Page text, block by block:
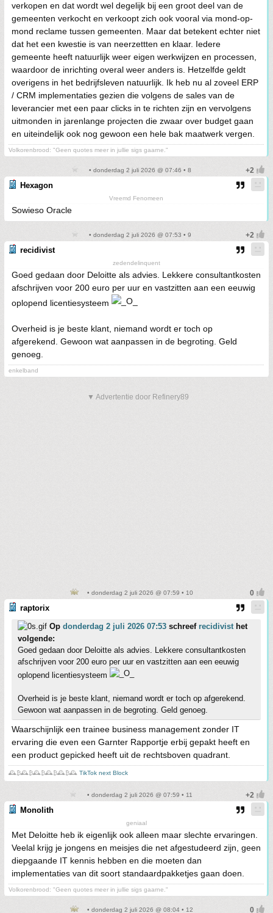
verkopen en dat wordt wel degelijk bij een groot deel van de
gemeenten verkocht en verkoopt zich ook vooral via mond-op-
mond reclame tussen gemeenten. Maar dat betekent echter niet
dat het een kwestie is van neerzettten en klaar. Iedere
gemeente heeft natuurlijk weer eigen werkwijzen en processen,
waardoor de inrichting overal weer anders is. Hetzelfde geldt
overigens in het bedrijfsleven natuurlijk. Ik heb nu al zoveel ERP
/ CRM implementaties gezien die volgens de sales van de
leverancier met een paar clicks in te richten zijn en vervolgens
uitmonden in jarenlange projecten die zwaar over budget gaan
en uiteindelijk ook nog gewoon een hele bak maatwerk vergen.
Volkorenbrood: "Geen quotes meer in jullie sigs gaarne."
• donderdag 2 juli 2026 @ 07:46 • 8
Hexagon
Vreemd Fenomeen
Sowieso Oracle
• donderdag 2 juli 2026 @ 07:53 • 9
recidivist
zedendelinquent
Goed gedaan door Deloitte als advies. Lekkere consultantkosten
afschrijven voor 200 euro per uur en vastzitten aan een eeuwig
oplopend licentiesysteem
Overheid is je beste klant, niemand wordt er toch op
afgerekend. Gewoon wat aanpassen in de begroting. Geld
genoeg.
enkelband
▼ Advertentie door Refinery89
• donderdag 2 juli 2026 @ 07:59 • 10
raptorix
Op donderdag 2 juli 2026 07:53 schreef recidivisthet
volgende:
Goed gedaan door Deloitte als advies. Lekkere consultantkosten
afschrijven voor 200 euro per uur en vastzitten aan een eeuwig
oplopend licentiesysteem
Overheid is je beste klant, niemand wordt er toch op afgerekend.
Gewoon wat aanpassen in de begroting. Geld genoeg.
Waarschijnlijk een trainee business management zonder IT
ervaring die even een Garnter Rapportje erbij gepakt heeft en
een product gepicked heeft uit de rechtsboven quadrant.
🕰️₿🕰️₿🕰️₿🕰️₿🕰️₿🕰️ TikTok next Block
• donderdag 2 juli 2026 @ 07:59 • 11
Monolith
geniaal
Met Deloitte heb ik eigenlijk ook alleen maar slechte ervaringen.
Veelal krijg je jongens en meisjes die net afgestudeerd zijn, geen
diepgaande IT kennis hebben en die moeten dan
implementaties van dit soort standaardpakketjes gaan doen.
Volkorenbrood: "Geen quotes meer in jullie sigs gaarne."
• donderdag 2 juli 2026 @ 08:04 • 12